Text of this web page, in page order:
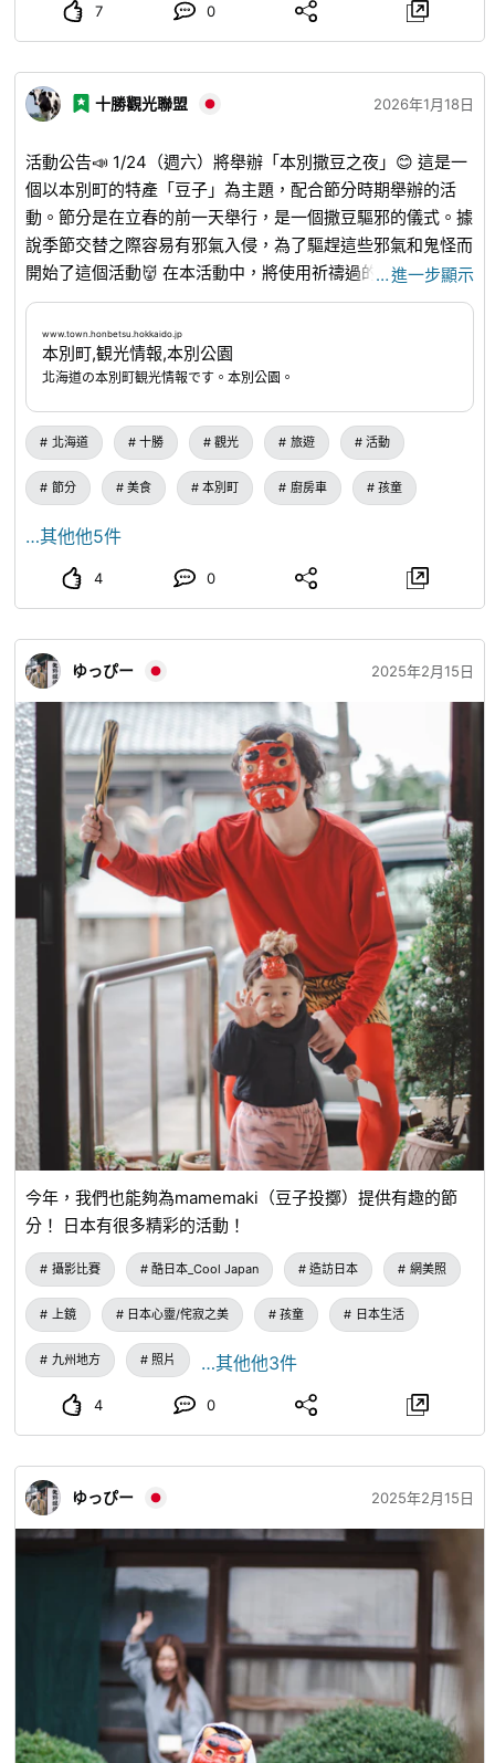
費 #森之美術館 #館內展示 #2月3日 #鬼
7 0
十勝觀光聯盟 2026年1月18日
活動公告📣 1/24（週六）將舉辦「本別撒豆之夜」😊 這是一
個以本別町的特產「豆子」為主題，配合節分時期舉辦的活
動。節分是在立春的前一天舉行，是一個撒豆驅邪的儀式。據
說季節交替之際容易有邪氣入侵，為了驅趕這些邪氣和鬼怪而
開始了這個活動👹 在本活動中，將使用祈禱過的2.5噸以上的
豆子，展開各式各樣以豆子為主題的活動，例如驅逐眾多鬼怪
的「激撒豆」，以及像瀑布修行般沐浴在100公斤以上的豆子
中的「豆浴」等。還有美食餐車大集合，讓您盡情享受美食🎵
www.town.honbetsu.hokkaido.jp ...
…進一步顯示
www.town.honbetsu.hokkaido.jp
本別町,観光情報,本別公園
北海道の本別町観光情報です。本別公園。
北海道 十勝 觀光 旅遊 活動
節分 美食 本別町 廚房車 孩童
…其他他5件
4 0
ゆっぴー 2025年2月15日
今年，我們也能夠為mamemaki（豆子投擲）提供有趣的節
分！ 日本有很多精彩的活動！
攝影比賽 酷日本_Cool Japan 造訪日本 網美照
上鏡 日本心靈/侘寂之美 孩童 日本生活
九州地方 照片 …其他他3件
4 0
ゆっぴー 2025年2月15日